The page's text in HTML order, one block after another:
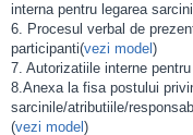
interna pentru legarea
6. Procesul verbal de
participanti(vezi model )
7. Autorizatiile interne
8.Anexa la fisa postului
sarcinile/atributiile/
(vezi model )